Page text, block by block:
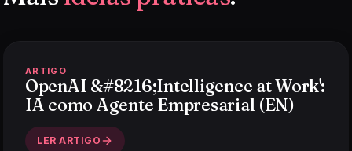
ARTIGO
OpenAI &#8216;Intelligence at Work':
IA como Agente Empresarial (EN)
LER ARTIGO